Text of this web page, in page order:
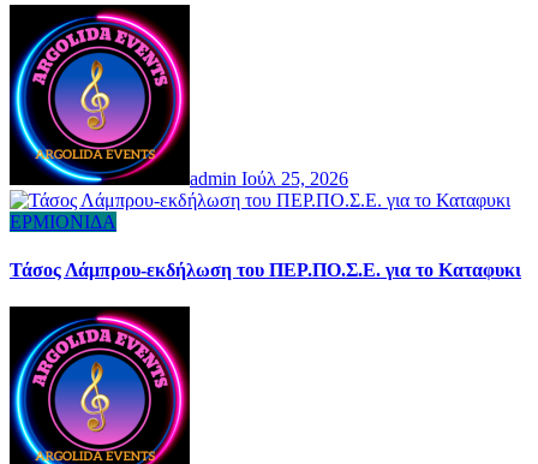
admin Ιούλ 25, 2026
ΕΡΜΙΟΝΙΔΑ
Τάσος Λάμπρου-εκδήλωση του ΠΕΡ.ΠΟ.Σ.Ε. για το Καταφυκι